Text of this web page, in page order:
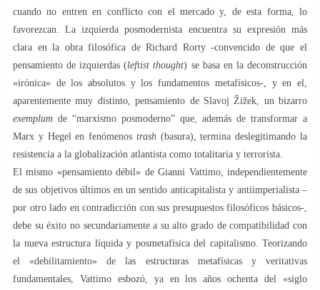
cuando no entren en conflicto con el mercado y, de esta forma, lo
favorezcan. La izquierda posmodernista encuentra su expresión más
clara en la obra filosófica de Richard Rorty -convencido de que el
pensamiento de izquierdas (leftist thought) se basa en la deconstrucción
«irónica» de los absolutos y los fundamentos metafísicos-, y en el,
aparentemente muy distinto, pensamiento de Slavoj Žižek, un bizarro
exemplum de “marxismo posmoderno” que, además de transformar a
Marx y Hegel en fenómenos trash(basura), termina deslegitimando la
resistencia a la globalización atlantista como totalitaria y terrorista.
El mismo «pensamiento débil» de Gianni Vattimo, independientemente
de sus objetivos últimos en un sentido anticapitalista y antiimperialista –
por otro lado en contradicción con sus presupuestos filosóficos básicos-,
debe su éxito no secundariamente a su alto grado de compatibilidad con
la nueva estructura líquida y posmetafísica del capitalismo. Teorizando
el «debilitamiento» de las estructuras metafísicas y veritativas
fundamentales, Vattimo esbozó, ya en los años ochenta del «siglo